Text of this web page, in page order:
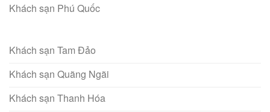
Khách sạn Phú Quốc
Khách sạn Tam Đảo
Khách sạn Quãng Ngãi
Khách sạn Thanh Hóa